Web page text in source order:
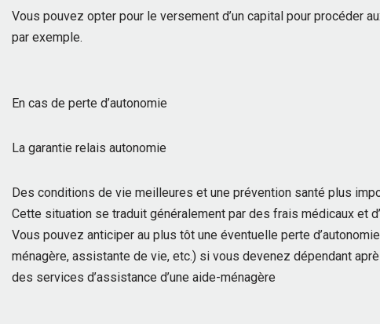
Vous pouvez opter pour le versement d’un capital pour procéder
par exemple.
En cas de perte d’autonomie
La garantie relais autonomie
Des conditions de vie meilleures et une prévention santé plus
Cette situation se traduit généralement par des frais médicaux et
Vous pouvez anticiper au plus tôt une éventuelle perte
ménagère, assistante de vie, etc.) si vous devenez dépendant
des services d’assistance d’une aide-ménagère